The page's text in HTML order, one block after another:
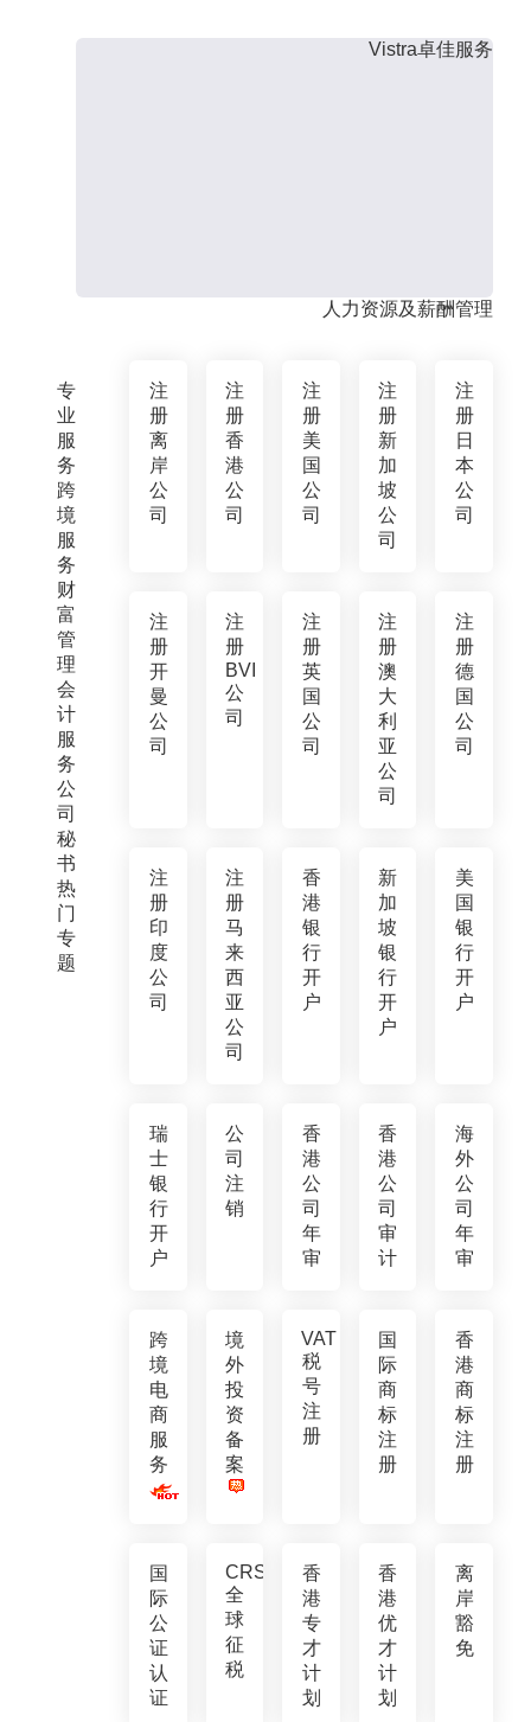
专
业
服
务
跨
境
服
务
财
富
管
理
会
计
服
务
公
司
秘
书
热
门
专
题
Vistra卓佳服务
人力资源及薪酬管理
注
册
离
岸
公
司
注
册
香
港
公
司
注
册
美
国
公
司
注
册
新
加
坡
公
司
注
册
日
本
公
司
注
册
开
曼
公
司
注
册
BVI
公
司
注
册
英
国
公
司
注
册
澳
大
利
亚
公
司
注
册
德
国
公
司
注
册
印
度
公
司
注
册
马
来
西
亚
公
司
香
港
银
行
开
户
新
加
坡
银
行
开
户
美
国
银
行
开
户
瑞
士
银
行
开
户
公
司
注
销
香
港
公
司
年
审
香
港
公
司
审
计
海
外
公
司
年
审
跨
境
电
商
服
务
境
外
投
资
备
案
VAT
税
号
注
册
国
际
商
标
注
册
香
港
商
标
注
册
国
际
公
证
认
证
CRS
全
球
征
税
香
港
专
才
计
划
香
港
优
才
计
划
离
岸
豁
免